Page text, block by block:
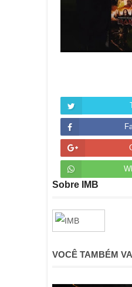
Sobre IMB
VOCÊ TAMBÉM